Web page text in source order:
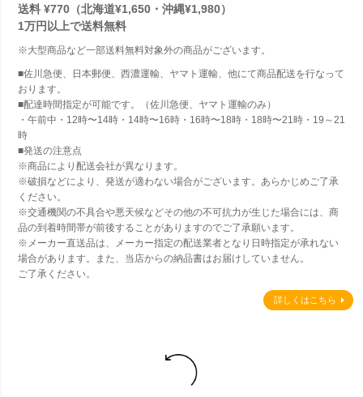
送料 ¥770（北海道¥1,650・沖縄¥1,980）
1万円以上で送料無料
※大型商品など一部送料無料対象外の商品がございます。
■佐川急便、日本郵便、西濃運輸、ヤマト運輸、他にて商品配送を行なって
おります。
■配達時間指定が可能です。（佐川急便、ヤマト運輸のみ）
・午前中・12時〜14時・14時〜16時・16時〜18時・18時〜21時・19～21
時
■発送の注意点
※商品により配送会社が異なります。
※破損などにより、発送が適わない場合がございます。あらかじめご了承
ください。
※交通機関の不具合や悪天候などその他の不可抗力が生じた場合には、商
品の到着時間帯が前後することがありますのでご了承願います。
※メーカー直送品は、メーカー指定の配送業者となり日時指定が承れない
場合があります。また、当店からの納品書はお届けしていません。
ご了承ください。
詳しくはこちら